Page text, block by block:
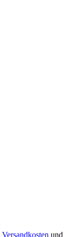
Versandkosten und